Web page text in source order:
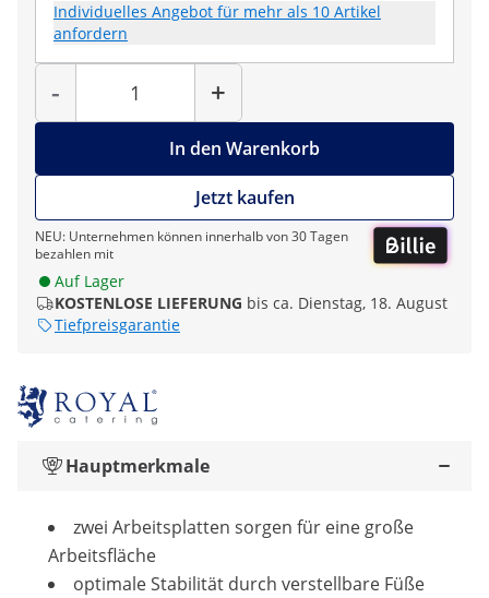
Individuelles Angebot für mehr als 10 Artikel
anfordern
-
Menge
+
In den Warenkorb
Jetzt kaufen
NEU: Unternehmen können innerhalb von 30 Tagen
bezahlen mit
Auf Lager
KOSTENLOSE LIEFERUNG bis ca. Dienstag, 18. August
Tiefpreisgarantie
Hauptmerkmale
zwei Arbeitsplatten sorgen für eine große
Arbeitsfläche
optimale Stabilität durch verstellbare Füße